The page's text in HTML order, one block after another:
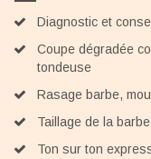
Diagnostic et
Coupe dégradée
tondeuse
Rasage barbe,
Taillage de la
Ton sur ton